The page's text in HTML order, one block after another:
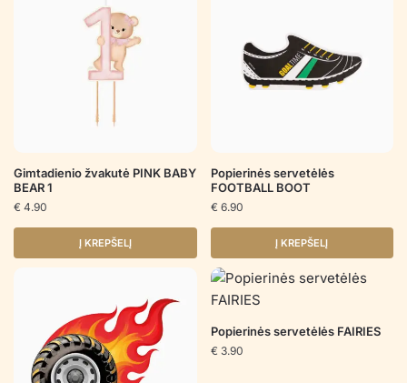
Gimtadienio žvakutė PINK BABY
BEAR 1
€ 4.90
Į KREPŠELĮ
Popierinės servetėlės
FOOTBALL BOOT
€ 6.90
Į KREPŠELĮ
Popierinės servetėlės FAIRIES
€ 3.90